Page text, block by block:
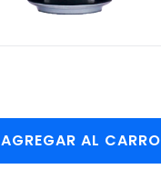
AGREGAR AL CARRO